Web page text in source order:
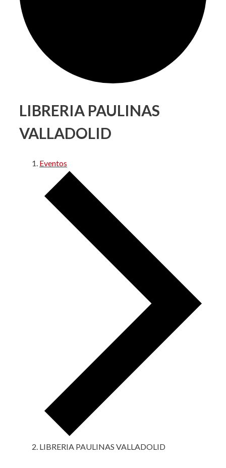
LIBRERIA PAULINAS
VALLADOLID
Eventos
LIBRERIA PAULINAS VALLADOLID